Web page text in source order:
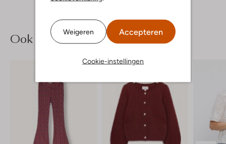
Weigeren Accepteren
Cookie-instellingen
Ook iets voor jou?